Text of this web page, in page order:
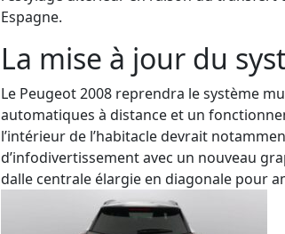
Espagne.
La mise à jour du
Le Peugeot 2008 reprendra le système
automatiques à distance et un
l’intérieur de l’habitacledevrait notam
d’infodivertissementavec un nouveau
dalle centrale élargie en diagonale pour